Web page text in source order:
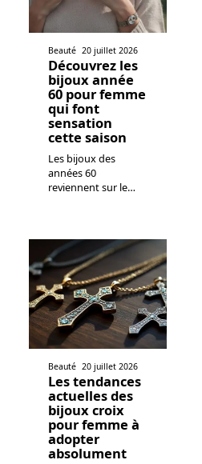
Beauté 20 juillet 2026
Découvrez les
bijoux année
60 pour femme
qui font
sensation
cette saison
Les bijoux des
années 60
reviennent sur le…
Beauté 20 juillet 2026
Les tendances
actuelles des
bijoux croix
pour femme à
adopter
absolument